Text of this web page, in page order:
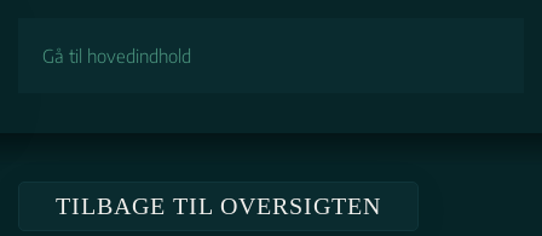
Gå til hovedindhold
TILBAGE TIL OVERSIGTEN